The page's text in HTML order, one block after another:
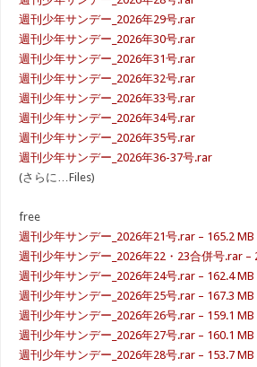
週刊少年サンデー_2026年29号.rar
週刊少年サンデー_2026年30号.rar
週刊少年サンデー_2026年31号.rar
週刊少年サンデー_2026年32号.rar
週刊少年サンデー_2026年33号.rar
週刊少年サンデー_2026年34号.rar
週刊少年サンデー_2026年35号.rar
週刊少年サンデー_2026年36-37号.rar
(さらに…Files)
free
週刊少年サンデー_2026年21号.rar – 165.2 MB
週刊少年サンデー_2026年22・23合併号.rar –
週刊少年サンデー_2026年24号.rar – 162.4 MB
週刊少年サンデー_2026年25号.rar – 167.3 MB
週刊少年サンデー_2026年26号.rar – 159.1 MB
週刊少年サンデー_2026年27号.rar – 160.1 MB
週刊少年サンデー_2026年28号.rar – 153.7 MB